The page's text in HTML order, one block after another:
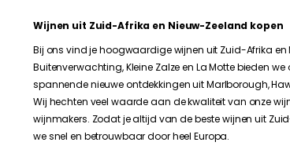
Wijnen uit Zuid-Afrika en Nieuw-Zeeland kopen
Bij ons vind je hoogwaardige wijnen uit Zuid-Afrika
Buitenverwachting, Kleine Zalze en La Motte bieden
spannende nieuwe ontdekkingen uit Marlborough,
Wij hechten veel waarde aan de kwaliteit van onze
wijnmakers. Zodat je altijd van de beste wijnen uit
we snel en betrouwbaar door heel Europa.